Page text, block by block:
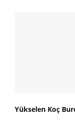
Yükselen Koç